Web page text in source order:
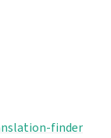
finder